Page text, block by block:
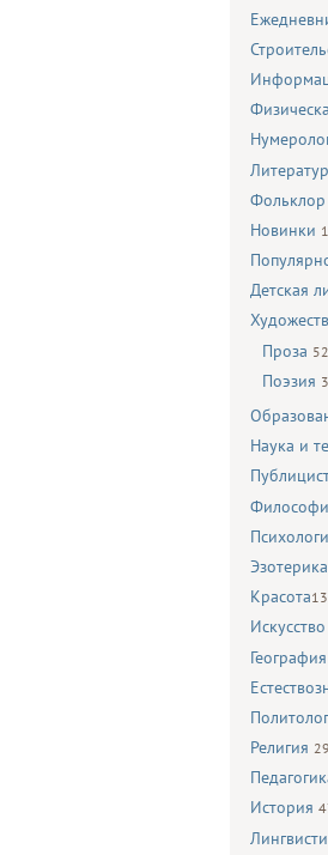
Фольклор
Новинки
Детская
Проза
Поэзия
Наука и
Эзотерика
Красота13
Искусство
География
Религия 29
История